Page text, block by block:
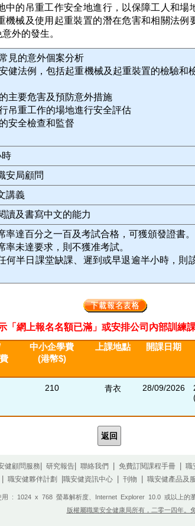
中的吊重工作安全地進行，以保障工人和場
機械及使用起重裝置的潛在危害和相關法例
外的發生。
見的意外個案分析
健法例，包括起重機械及起重裝置的檢驗和
主要危害及預防意外措施
吊重工作的場地進行安全評估
安全檢查和監督
安局顧問
講義
讀及書寫中文的能力
達百分之一百及考試合格，可獲頒發證書。
未達要求，則不獲准考試。
何半日課堂缺課、遲到或早退逾半小時，則
「網上報名名額已滿」或安排公司內部訓
中小企學費
(港幣$)
上課地點 開課日期
210 青衣 28/09/2026
返回
健顧問服務 研究報告| 聯絡我們| 免費訂閱課程手冊| 職
職安健夥伴計劃 職安健資訊中心 刊物 職安健產品及
用 : 1024 x 768 螢幕解析度、Internet Explorer 10.0 或以上的瀏
版權屬職業安全健康局所有，二零一四年。